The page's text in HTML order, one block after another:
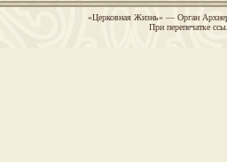
«Церковная Жизнь» — Орган
При перепечатке